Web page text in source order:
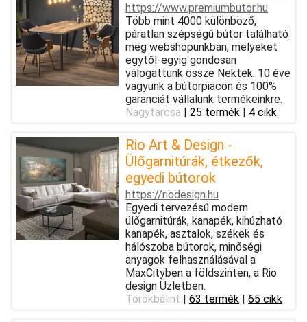
https://www.premiumbutor.hu
Több mint 4000 különböző,
páratlan szépségű bútor található
meg webshopunkban, melyeket
egytől-egyig gondosan
válogattunk össze Nektek. 10 éve
vagyunk a bútorpiacon és 100%
garanciát vállalunk termékeinkre.
Nagytarcsa | 25 termék | 4 cikk
Rio Art & Design -
Ülőgarnitúrák, étkezők,
egyedi bútorok
https://riodesign.hu
Egyedi tervezésű modern
ülőgarnitúrák, kanapék, kihúzható
kanapék, asztalok, székek és
hálószoba bútorok, minőségi
anyagok felhasználásával a
MaxCityben a földszinten, a Rio
design Üzletben.
Törökbálint | 63 termék | 65 cikk